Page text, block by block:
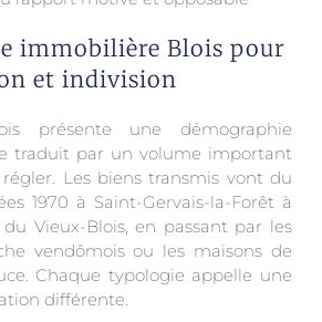
immobilière Blois pour
et indivision
présente une démographie
traduit par un volume important
Les biens transmis vont du
1970 à Saint-Gervais-la-Forêt à
Vieux-Blois, en passant par les
vendômois ou les maisons de
Chaque typologie appelle une
différente.